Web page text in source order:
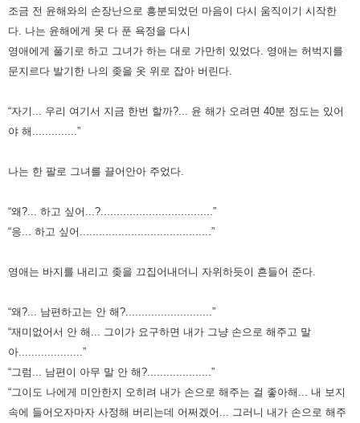
조금 전 윤해와의 손장난으로 흥분되었던 마음이 다시 움직이기 시작한
다. 나는 윤해에게 못 다 푼 욕정을 다시
영애에게 풀기로 하고 그녀가 하는 대로 가만히 있었다. 영애는 허벅지를
문지르다 발기한 나의 좆을 옷 위로 잡아 버린다.
“자기... 우리 여기서 지금 한번 할까?... 윤 해가 오려면 40분 정도는 있어
야 해..............”
나는 한 팔로 그녀를 끌어안아 주었다.
“왜?... 하고 싶어...?...................................”
“응... 하고 싶어.........................................”
영애는 바지를 내리고 좆을 끄집어내더니 자위하듯이 흔들어 준다.
“왜?... 남편하고는 안 해?...........................”
“재미없어서 안 해... 그이가 요구하면 내가 그냥 손으로 해주고 말
아....................”
“그럼... 남편이 아무 말 안 해?....................”
“그이도 나에게 미안한지 오히려 내가 손으로 해주는 걸 좋아해... 내 보지
속에 들어오자마자 사정해 버리는데 어쩌겠어...
그러니 내가 손으로 해주